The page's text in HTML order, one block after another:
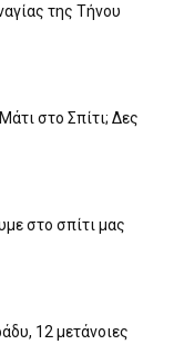
της Τήνου
στο Σπίτι; Δες
στο σπίτι μας
12 μετάνοιες